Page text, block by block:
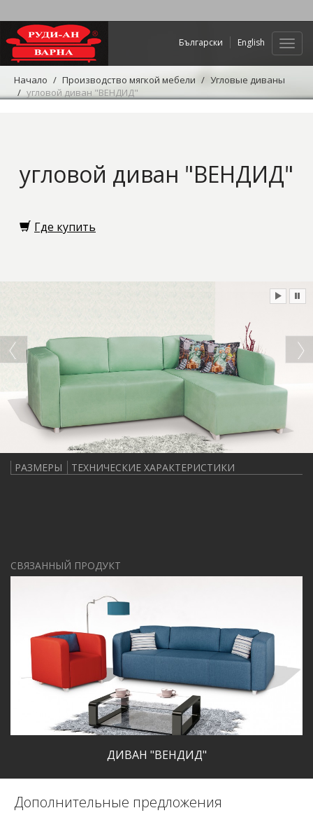
Български English
Начало Производство мягкой мебели
Угловые диваны
угловой диван "ВЕНДИД"
угловой диван "ВЕНДИД"
Где купить
РАЗМЕРЫ ТЕХНИЧЕСКИЕ ХАРАКТЕРИСТИКИ
СВЯЗАННЫЙ ПРОДУКТ
ДИВАН "ВЕНДИД"
Дополнительные предложения